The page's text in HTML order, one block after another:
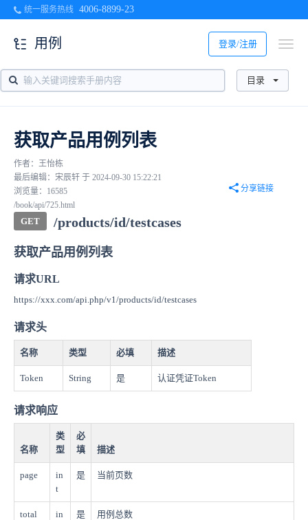
统一服务热线 4006-8899-23
登录/注册
用例
目录
获取产品用例列表
作者：王怡栋
最后编辑：宋辰轩 于 2024-09-30 15:22:21
浏览量：16585
分享链接
/book/api/725.html
GET /products/id/testcases
获取产品用例列表
请求URL
https://xxx.com/api.php/v1/products/id/testcases
请求头
名称 类型 必填 描述
Token String 是 认证凭证Token
请求响应
名称
类
型
必
填
描述
page
in
t
是 当前页数
total
in
是 用例总数